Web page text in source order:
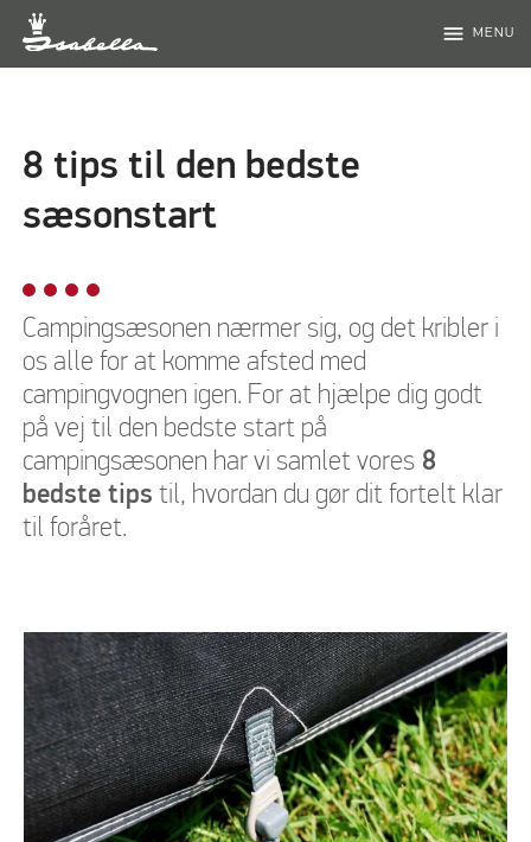
menu MENU
8 tips til den bedste
sæsonstart
Campingsæsonen nærmer sig, og det kribler i
os alle for at komme afsted med
campingvognen igen. For at hjælpe dig godt
på vej til den bedste start på
campingsæsonen har vi samlet vores 8
bedste tips til, hvordan du gør dit fortelt klar
til foråret.